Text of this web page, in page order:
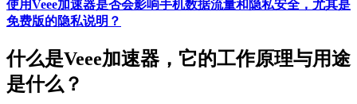
使用Veee加速器是否会影响手机数据流量和隐私安全，尤其是
免费版的隐私说明？
什么是Veee加速器，它的工作原理与用途
是什么？